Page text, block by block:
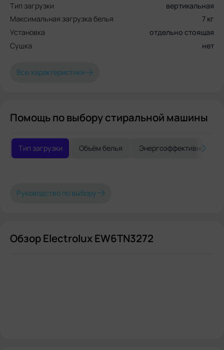
купить хорошую стиралку в наше
время!!!
Тип загрузки
вертикальная
Максимальная загрузка белья
7 кг
Установка
отдельно стоящая
Сушка
нет
Все характеристики
Помощь по выбору стиральной машины
Тип загрузки Объём белья Энергоэффективность
Руководство по выбору
Обзор Electrolux EW6TN3272